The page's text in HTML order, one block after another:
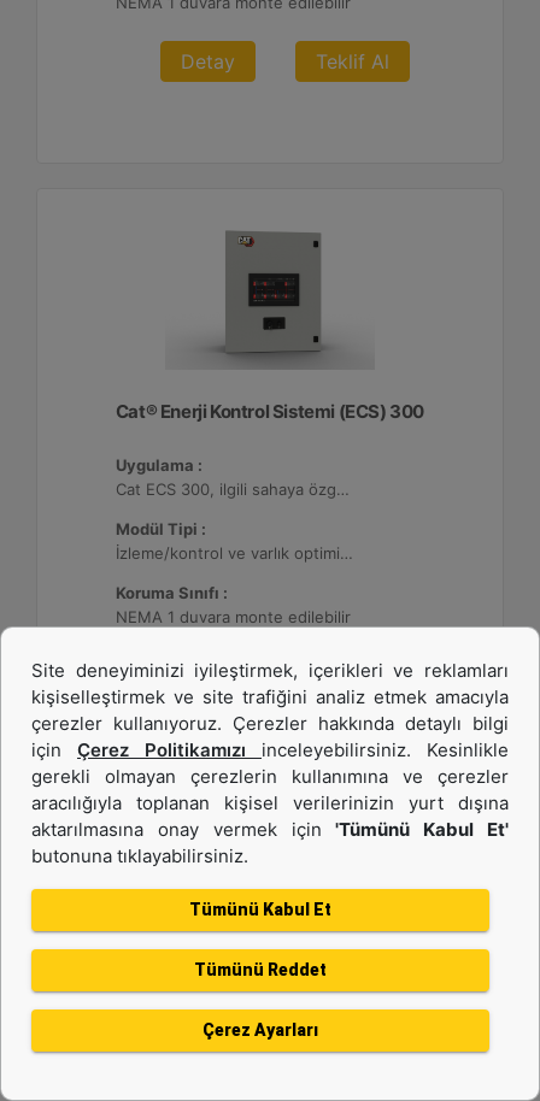
Detay Teklif Al
Cat® Enerji Kontrol Sistemi (ECS) 300
Uygulama :
Cat ECS 300, ilgili sahaya özgü varlık gereksinimlerini karşılayacak şekilde yapılandırılabildiği çeşitli mikro şebekelerde kullanılmaktadır.
Modül Tipi :
İzleme/kontrol ve varlık optimizasyonu, 4 adede kadar Dağıtılmış Enerji Kaynağı (DER) ile yapılandırılabilir.
Koruma Sınıfı :
NEMA 1 duvara monte edilebilir
Detay Teklif Al
DE26E3S (50 Hz)
Site deneyiminizi iyileştirmek, içerikleri ve reklamları
kişiselleştirmek ve site trafiğini analiz etmek amacıyla
çerezler kullanıyoruz. Çerezler hakkında detaylı bilgi
için Çerez Politikamızı inceleyebilirsiniz. Kesinlikle
gerekli olmayan çerezlerin kullanımına ve çerezler
aracılığıyla toplanan kişisel verilerinizin yurt dışına
aktarılmasına onay vermek için'Tümünü Kabul Et'
butonuna tıklayabilirsiniz.
Tümünü Kabul Et
Tümünü Reddet
Çerez Ayarları